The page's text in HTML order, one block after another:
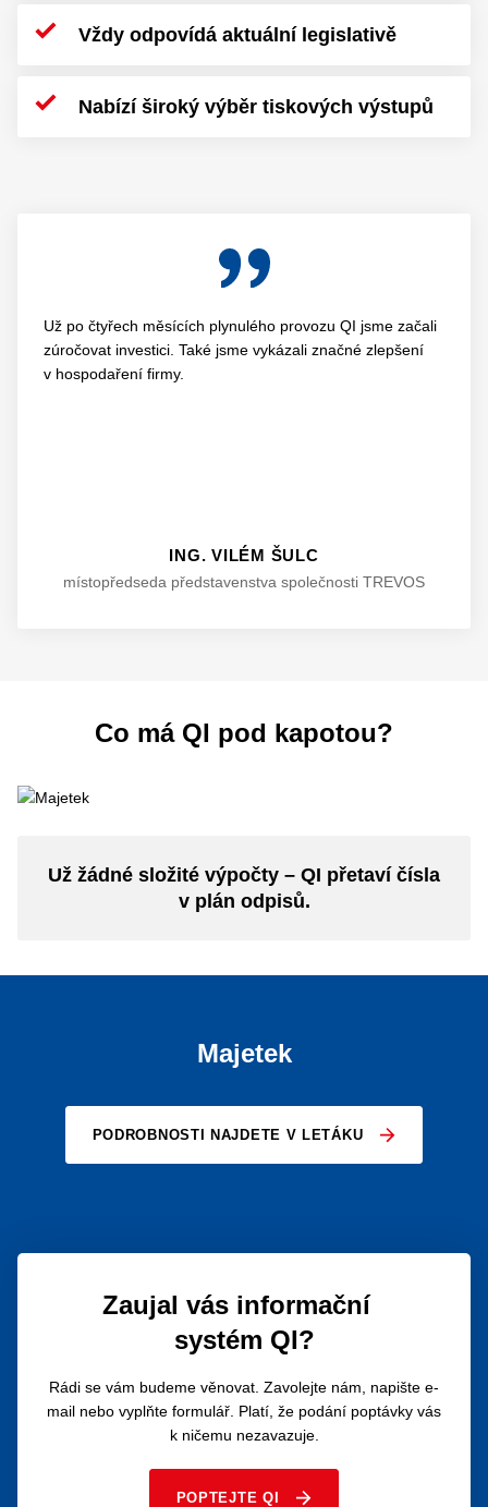
Vždy odpovídá aktuální legislativě
Nabízí široký výběr tiskových výstupů
Už po čtyřech měsících plynulého provozu QI jsme začali
zúročovat investici. Také jsme vykázali značné zlepšení
v hospodaření firmy.
ING. VILÉM ŠULC
místopředseda představenstva společnosti TREVOS
Co má QI pod kapotou?
Už žádné složité výpočty – QI přetaví čísla
v plán odpisů.
Majetek
PODROBNOSTI NAJDETE V LETÁKU
Zaujal vás informační
systém QI?
Rádi se vám budeme věnovat. Zavolejte nám, napište e-
mail nebo vyplňte formulář. Platí, že podání poptávky vás
k ničemu nezavazuje.
POPTEJTE QI